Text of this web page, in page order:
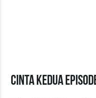
Cinta Kedua